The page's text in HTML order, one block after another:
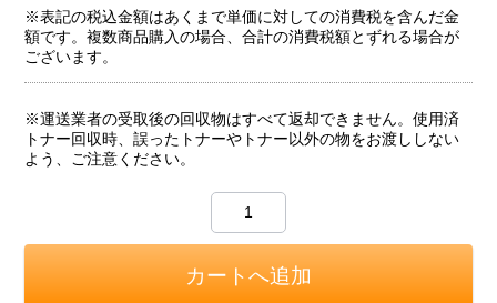
※表記の税込金額はあくまで単価に対しての消費税を含んだ金
額です。複数商品購入の場合、合計の消費税額とずれる場合が
ございます。
※運送業者の受取後の回収物はすべて返却できません。使用済
トナー回収時、誤ったトナーやトナー以外の物をお渡ししない
よう、ご注意ください。